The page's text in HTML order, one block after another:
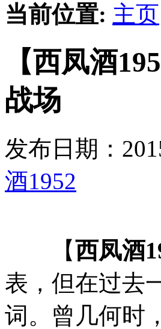
当前位置: 主页
【西凤酒
战场
发布日期：
酒1952
【西凤酒
表，但在过去
词。曾几何时